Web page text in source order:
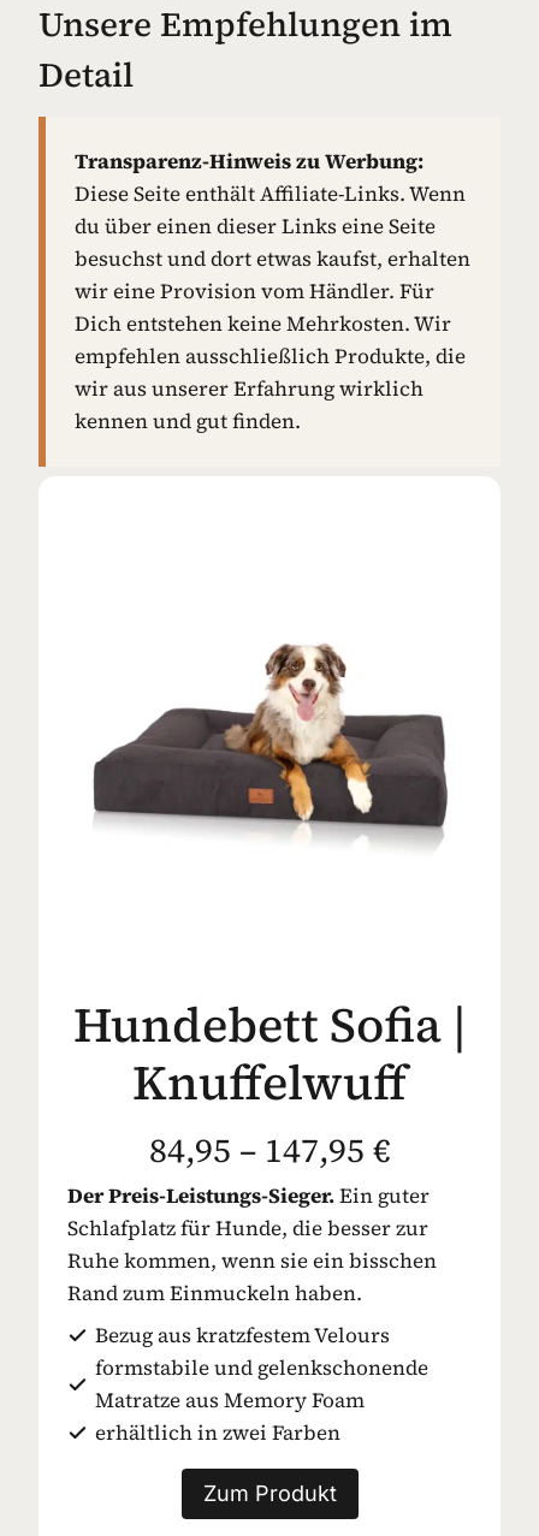
Unsere Empfehlungen im
Detail
Transparenz-Hinweis zu Werbung:
Diese Seite enthält Affiliate-Links. Wenn
du über einen dieser Links eine Seite
besuchst und dort etwas kaufst, erhalten
wir eine Provision vom Händler. Für
Dich entstehen keine Mehrkosten. Wir
empfehlen ausschließlich Produkte, die
wir aus unserer Erfahrung wirklich
kennen und gut finden.
Hundebett Sofia |
Knuffelwuff
84,95 – 147,95 €
Der Preis-Leistungs-Sieger.Ein guter
Schlafplatz für Hunde, die besser zur
Ruhe kommen, wenn sie ein bisschen
Rand zum Einmuckeln haben.
Bezug aus kratzfestem Velours
formstabile und gelenkschonende
Matratze aus Memory Foam
erhältlich in zwei Farben
Zum Produkt